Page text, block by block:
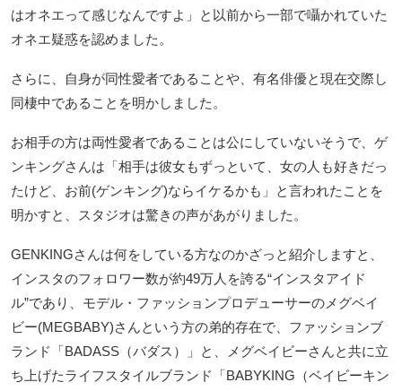
はオネエって感じなんですよ」と以前から一部で囁かれていた
オネエ疑惑を認めました。
さらに、自身が同性愛者であることや、有名俳優と現在交際し
同棲中であることを明かしました。
お相手の方は両性愛者であることは公にしていないそうで、ゲ
ンキングさんは「相手は彼女もずっといて、女の人も好きだっ
たけど、お前(ゲンキング)ならイケるかも」と言われたことを
明かすと、スタジオは驚きの声があがりました。
GENKINGさんは何をしている方なのかざっと紹介しますと、
インスタのフォロワー数が約49万人を誇る“インスタアイド
ル”であり、モデル・ファッションプロデューサーのメグベイ
ビー(MEGBABY)さんという方の弟的存在で、ファッションブ
ランド「BADASS（バダス）」と、メグベイビーさんと共に立
ち上げたライフスタイルブランド「BABYKING（ベイビーキン